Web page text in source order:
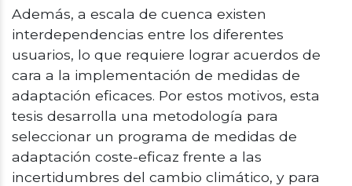
Además, a escala de cuenca existen
interdependencias entre los diferentes
usuarios, lo que requiere lograr acuerdos de
cara a la implementación de medidas de
adaptación eficaces. Por estos motivos, esta
tesis desarrolla una metodología para
seleccionar un programa de medidas de
adaptación coste-eficaz frente a las
incertidumbres del cambio climático, y para